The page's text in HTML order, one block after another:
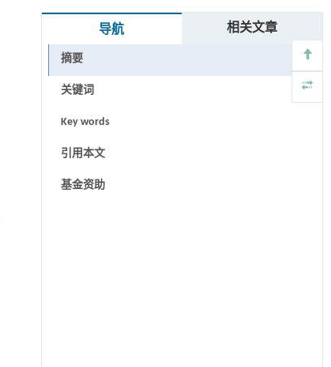
导航 相关文章
摘要
关键词
Key words
引用本文
基金资助